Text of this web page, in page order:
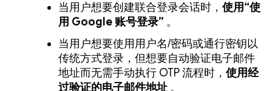
当用户想要创建联合登录会话时， 使用“使
用 Google 账号登录” 。
当用户想要使用用户名/密码或通行密钥以
传统方式登录，但想要自动验证电子邮件
地址而无需手动执行 OTP 流程时， 使用经
过验证的电子邮件地址 。